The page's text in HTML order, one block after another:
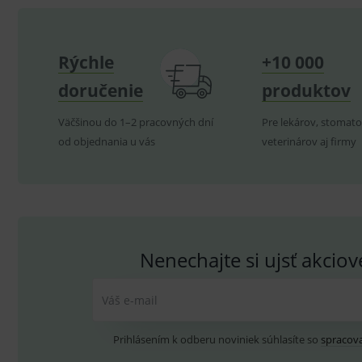
Rýchle
doručenie
Väčšinou do 1–2 pracovných dní
od objednania u vás
+10 000
produktov
Pre lekárov,
veterinárov aj firmy
Nenechajte si ujsť
Váš e-mail
Prihlásením k odberu noviniek súhlasíte so
Název
_gat_UA-
sid
test_cookie